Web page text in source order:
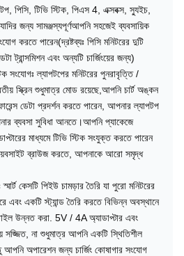
পিসি, টিভি স্টিক, পিএস 4, এক্সবক্স, স্যুইচ,
জন্য সামঞ্জস্যপূর্ণআপনি সহজেই ব্যবসায়িক
করতে পারেন(দ্রষ্টব্যঃ পিসি মনিটরের দুটি
ট্রান্সমিশন এবং অন্যটি চার্জিংয়ের জন্য)
সংযোগঃ ল্যাপটপের মনিটরের পুনরাবৃত্তি /
স্ক্রিন শুধুমাত্র মোড রয়েছে,আপনি চার্ট অঙ্কন
ডেটা প্রদর্শন করতে পারেন, আপনার ল্যাপটপ
ব্যবসা সুবিধা আনতে।আপনি প্যাকেজে
মাধ্যমে টিভি স্টিক সংযুক্ত করতে পারেন
ব্রাউজ করতে, আপনাকে আরো সমৃদ্ধ
স্মার্ট কেসটি পিইউ চামড়ার তৈরি যা পুরো মনিটরের
এবং একটি স্ট্যান্ড তৈরি করতে বিভিন্ন অবস্থানে
উন্নত করা. 5V / 4A অ্যাডাপ্টার এবং
সজ্জিত, না শুধুমাত্র আপনি একটি স্থিতিশীল
আপনি অপারেশন জন্য চার্জিং কোষাগার সংযোগ